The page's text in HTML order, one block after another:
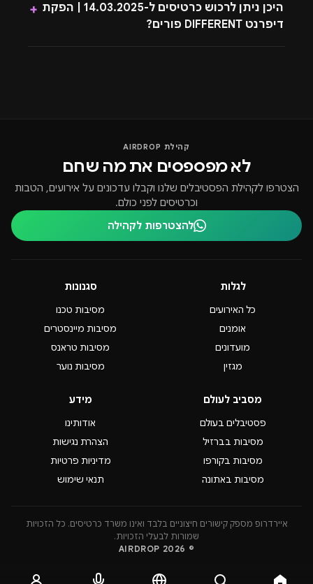
היכן ניתן לרכוש כרטיסים ל-14.03.2025 | הפקת
דיפרנט DIFFERENT פורים?
+
קהילת AIRDROP
לא מפספסים את מה שחם
הצטרפו לקהילת הפסטיבלים שלנו וקבלו עדכונים על אירועים, הטבות
וכרטיסים לפני כולם.
להצטרפות לקהילה
לגלות
כל האירועים
אומנים
מועדונים
מגזין
סגנונות
מסיבות טכנו
מסיבות מיינסטרים
מסיבות טראנס
מסיבות נוער
מסביב לעולם
פסטיבלים בעולם
מסיבות בברזיל
מסיבות בקורפו
מסיבות באתונה
מידע
אודותינו
הצהרת נגישות
מדיניות פרטיות
תנאי שימוש
איירדרופ מספק קישורים חיצוניים בלבד ואינו משרד כרטיסים. כל הזכויות
שמורות לבעלי הזכויות.
© 2026 AIRDROP